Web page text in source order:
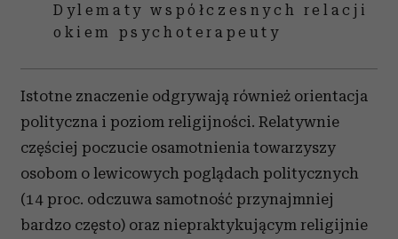
Dylematy współczesnych relacji
okiem psychoterapeuty
Istotne znaczenie odgrywają również orientacja
polityczna i poziom religijności. Relatywnie
częściej poczucie osamotnienia towarzyszy
osobom o lewicowych poglądach politycznych
(14 proc. odczuwa samotność przynajmniej
bardzo często) oraz niepraktykującym religijnie